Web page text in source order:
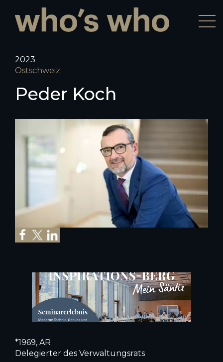
2023
Ostschweiz
Peder Koch
*1969, AR
Delegierter des Verwaltungsrats